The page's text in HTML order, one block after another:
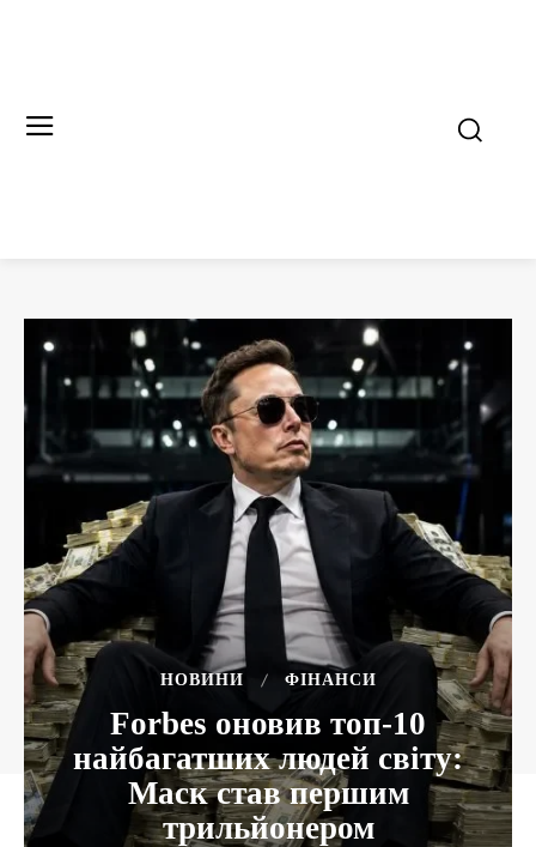
НОВИНИ ФІНАНСИ
Forbes оновив топ-10
найбагатших людей світу:
Маск став першим
трильйонером